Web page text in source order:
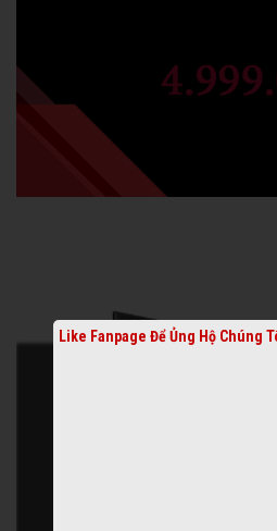
Like Fanpage Để Ủng Hộ Chúng